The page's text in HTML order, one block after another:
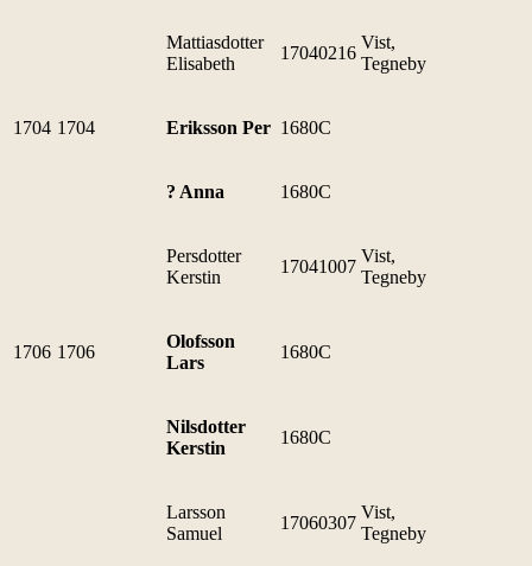
Mattiasdotter
Elisabeth
17040216
Vist,
Tegneby
1704 1704 Eriksson Per 1680C
? Anna 1680C
Persdotter
Kerstin
17041007
Vist,
Tegneby
1706 1706
Olofsson
Lars
1680C
Nilsdotter
Kerstin
1680C
Larsson
Samuel
17060307
Vist,
Tegneby